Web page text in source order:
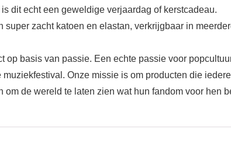
dit echt een geweldige verjaardag of kerstcadeau.
zacht katoen en elastan, verkrijgbaar in
basis van passie. Een echte passie voor
Onze missie is om producten die
de wereld te laten zien wat hun fandom voor hen